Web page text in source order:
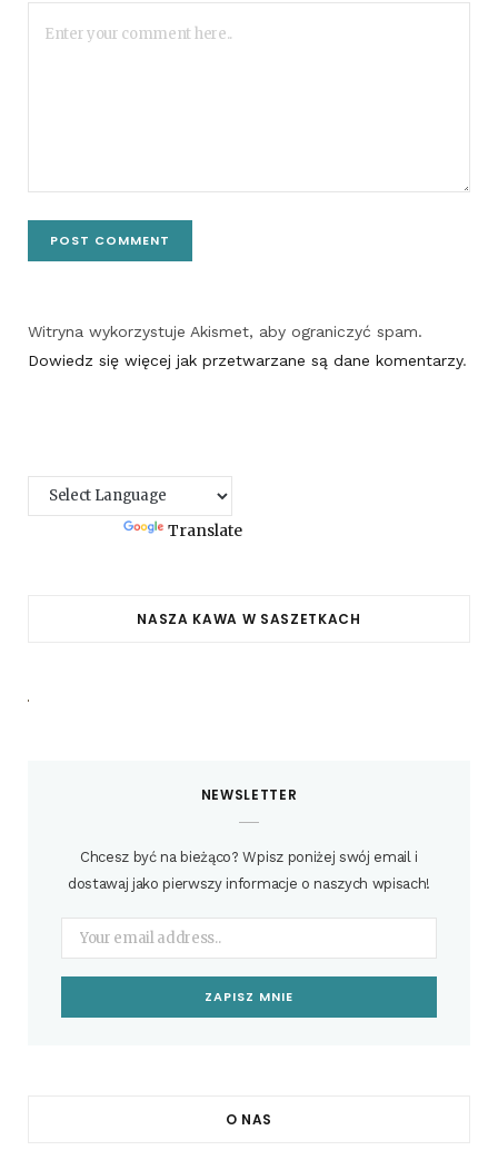
Witryna wykorzystuje Akismet, aby ograniczyć spam.
Dowiedz się więcej jak przetwarzane są dane komentarzy.
Translate
NASZA KAWA W SASZETKACH
NEWSLETTER
Chcesz być na bieżąco? Wpisz poniżej swój email i
dostawaj jako pierwszy informacje o naszych wpisach!
O NAS